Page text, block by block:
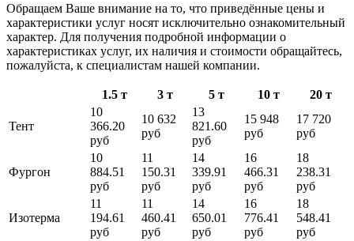
Обращаем Ваше внимание на то, что приведённые цены и
характеристики услуг носят исключительно ознакомительный
характер. Для получения подробной информации о
характеристиках услуг, их наличия и стоимости обращайтесь,
пожалуйста, к специалистам нашей компании.
1.5 т 3 т 5 т 10 т 20 т
Тент
10
366.20
руб
10 632
руб
13
821.60
руб
15 948
руб
17 720
руб
Фургон
10
884.51
руб
11
150.31
руб
14
339.91
руб
16
466.31
руб
18
238.31
руб
Изотерма
11
194.61
руб
11
460.41
руб
14
650.01
руб
16
776.41
руб
18
548.41
руб